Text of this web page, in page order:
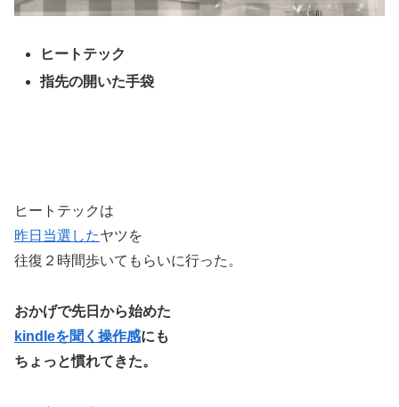
ヒートテック
指先の開いた手袋
ヒートテックは
昨日当選したヤツを
往復２時間歩いてもらいに行った。
おかげで先日から始めた
kindleを聞く操作感にも
ちょっと慣れてきた。